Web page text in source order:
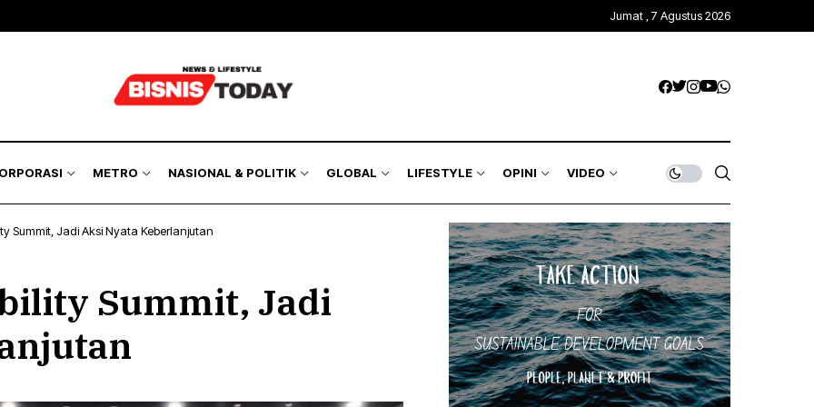
Jumat , 7 Agustus 2026
METRO NASIONAL & POLITIK GLOBAL LIFESTYLE OPINI VIDEO
Summit, Jadi Aksi Nyata Keberlanjutan
Summit, Jadi